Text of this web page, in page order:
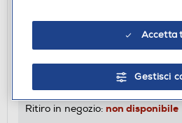
THERABODY - Rullo per
THERAGUN WAVE DUO-nero
€ 99,00
Acquisto online:non disponibile
Ritiro in negozio: non disponibile
Accetta
Gestisci